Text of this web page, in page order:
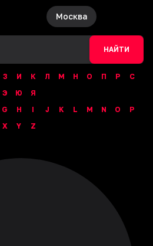
Москва
НАЙТИ
З И К Л М Н О П Р
С
Э Ю
Я
G H I J K L M N O
P
X Y Z